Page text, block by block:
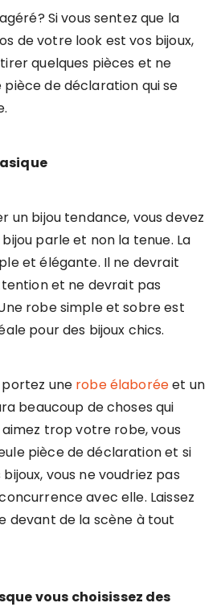
Si vous sentez que la
de votre look est vos bijoux,
quelques pièces et ne
pièce de déclaration qui se
un bijou tendance, vous devez
parle et non la tenue. La
et élégante. Il ne devrait
et ne devrait pas
robe simple et sobre est
pour des bijoux chics.
une robe élaboréeet un
beaucoup de choses qui
aimez trop votre robe, vous
pièce de déclaration et si
vous ne voudriez pas
avec elle. Laissez
devant de la scène à tout
vous choisissez des